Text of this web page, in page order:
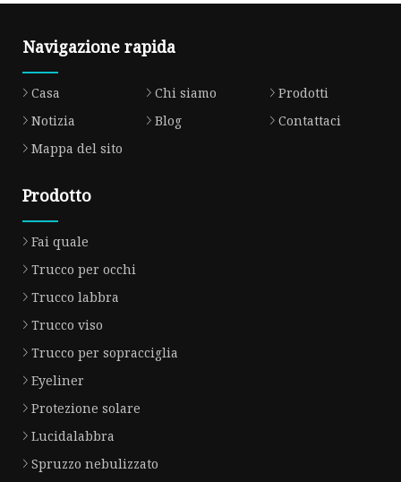
Navigazione rapida
Casa Chi siamo
Prodotti
Notizia
Blog
Contattaci
Mappa del sito
Prodotto
Fai quale
Trucco per occhi
Trucco labbra
Trucco viso
Trucco per sopracciglia
Eyeliner
Protezione solare
Lucidalabbra
Spruzzo nebulizzato